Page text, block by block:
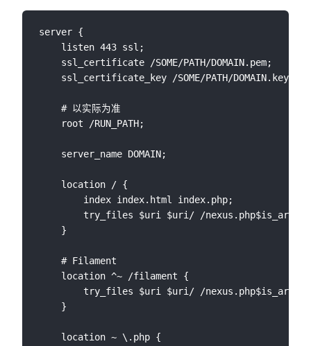
server {
    listen 443 ssl;
    ssl_certificate /SOME/PATH/DOMAIN.pem;
    ssl_certificate_key /SOME/PATH/DOMAIN.key;
    # 以实际为准
    root /RUN_PATH;
    server_name DOMAIN;
    location / {
        index index.html index.php;
try_files $uri $uri/ /
    }
    # Filament
    location ^~ /filament {
try_files $uri $uri/ /
    }
    location ~ \.php {